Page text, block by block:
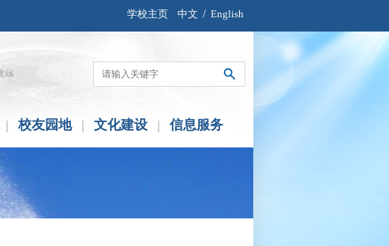
学校主页 中文 / English
校友园地 文化建设 信息服务